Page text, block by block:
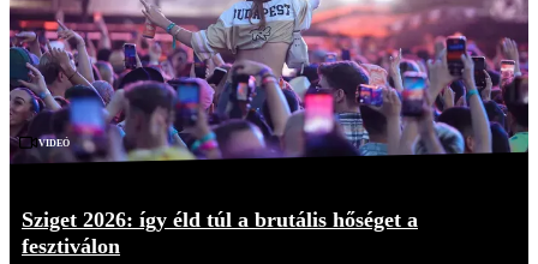
Videó
Sziget 2026: így éld túl a brutális hőséget a
fesztiválon